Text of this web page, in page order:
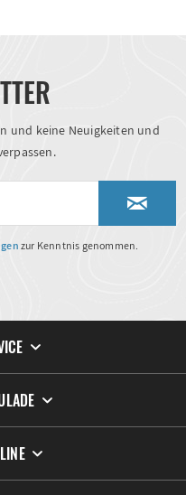
und keine Neuigkeiten und
zur Kenntnis genommen.